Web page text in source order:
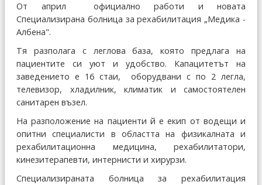
От април официално работи и новата
Специализирана болница за рехабилитация „Медика -
Албена".
Тя разполага с леглова база, която предлага на
пациентите си уют и удобство. Капацитетът на
заведението е 16 стаи, оборудвани с по 2 легла,
телевизор, хладилник, климатик и самостоятелен
санитарен възел.
На разположение на пациенти й е екип от водещи и
опитни специалисти в областта на физикалната и
рехабилитационна медицина, рехабилитатори,
кинезитерапевти, интернисти и хирурзи.
Специализираната болница за рехабилитация